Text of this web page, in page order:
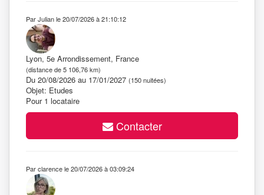
Par Julian le 20/07/2026 à 21:10:12
Lyon, 5e Arrondissement, France
(distance de 5 106,76 km)
Du 20/08/2026 au 17/01/2027 (150 nuitées)
Objet: Etudes
Pour 1 locataire
Contacter
Par clarence le 20/07/2026 à 03:09:24